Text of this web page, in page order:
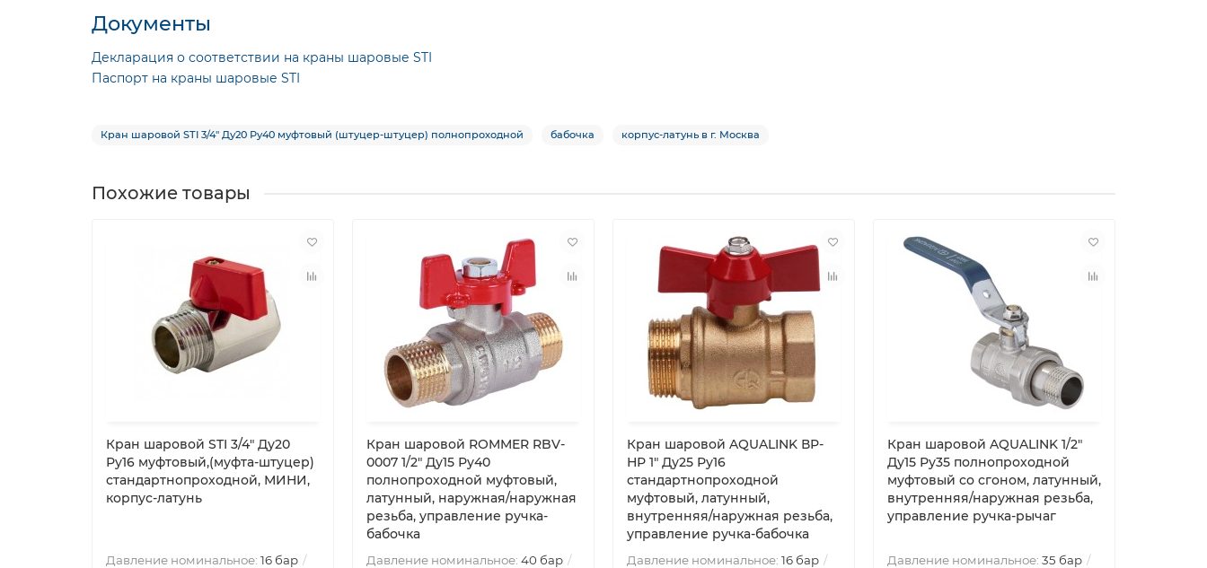
Документы
Декларация о соответствии на краны шаровые STI
Паспорт на краны шаровые STI
Кран шаровой STI 3/4″ Ду20 Ру40 муфтовый (штуцер-штуцер) полнопроходной бабочка корпус-латунь в г. Москва
Похожие товары
Кран шаровой STI 3/4″ Ду20
Ру16 муфтовый,(муфта-штуцер)
стандартнопроходной, МИНИ,
корпус-латунь
Давление номинальное: 16 бар
Кран шаровой ROMMER RBV-
0007 1/2″ Ду15 Ру40
полнопроходной муфтовый,
латунный, наружная/наружная
резьба, управление ручка-
бабочка
Давление номинальное: 40 бар
Кран шаровой AQUALINK ВР-
НР 1″ Ду25 Ру16
стандартнопроходной
муфтовый, латунный,
внутренняя/наружная резьба,
управление ручка-бабочка
Давление номинальное: 16 бар
Кран шаровой AQUALINK 1/2″
Ду15 Ру35 полнопроходной
муфтовый со сгоном, латунный,
внутренняя/наружная резьба,
управление ручка-рычаг
Давление номинальное: 35 бар